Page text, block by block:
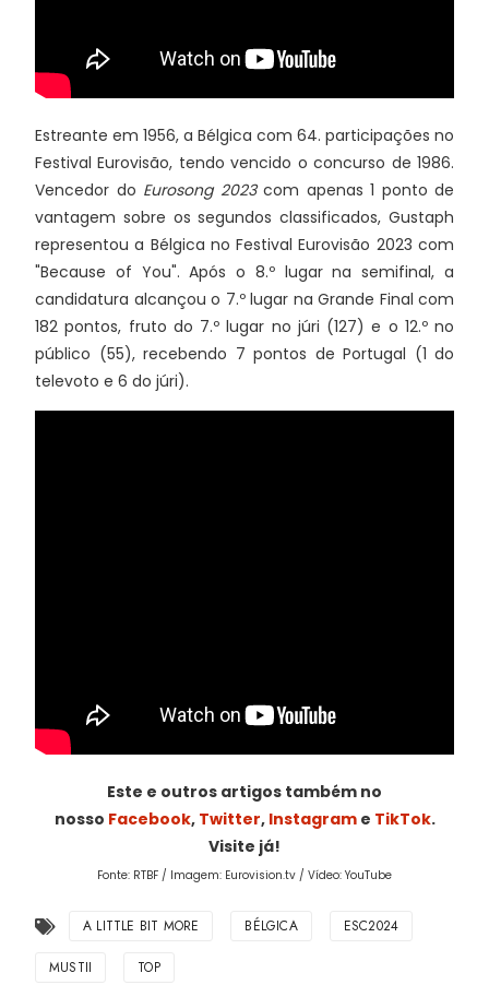
Estreante em 1956, a Bélgica com 64. participações no
Festival Eurovisão, tendo vencido o concurso de 1986.
Vencedor do Eurosong 2023com apenas 1 ponto de
vantagem sobre os segundos classificados, Gustaph
representou a Bélgica no Festival Eurovisão 2023 com
"Because of You". Após o 8.º lugar na semifinal, a
candidatura alcançou o 7.º lugar na Grande Final com
182 pontos, fruto do 7.º lugar no júri (127) e o 12.º no
público (55), recebendo 7 pontos de Portugal (1 do
televoto e 6 do júri).
Este e outros artigos também no
nosso Facebook, Twitter, Instagrame TikTok.
Visite já!
Fonte: RTBF / Imagem: Eurovision.tv / Vídeo: YouTube
A LITTLE BIT MORE BÉLGICA ESC2024
MUSTII TOP